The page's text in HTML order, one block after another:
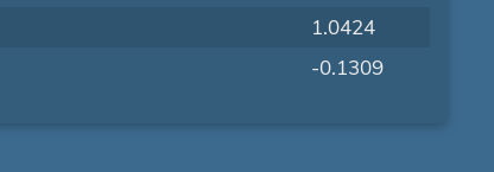
1.0424
-0.1309